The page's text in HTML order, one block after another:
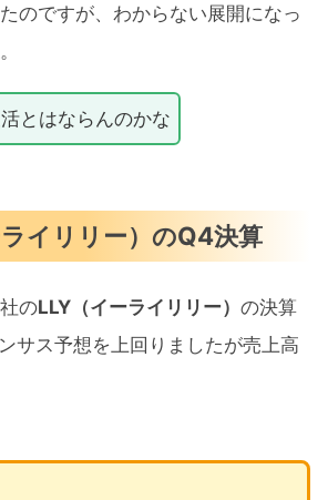
のですが、わからない展開になっ
とはならんのかな
イリリー）のQ4決算
のLLY（イーライリリー） の決算
サス予想を上回りましたが売上高